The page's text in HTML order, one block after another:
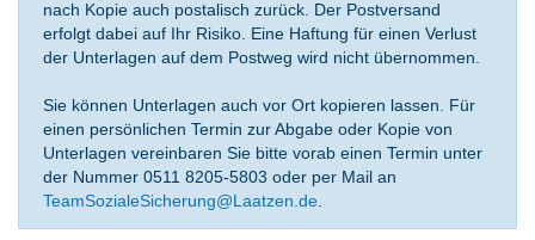
nach Kopie auch postalisch zurück. Der Postversand
erfolgt dabei auf Ihr Risiko. Eine Haftung für einen Verlust
der Unterlagen auf dem Postweg wird nicht übernommen.
Sie können Unterlagen auch vor Ort kopieren lassen. Für
einen persönlichen Termin zur Abgabe oder Kopie von
Unterlagen vereinbaren Sie bitte vorab einen Termin unter
der Nummer 0511 8205-5803 oder per Mail an
TeamSozialeSicherung@Laatzen.de.